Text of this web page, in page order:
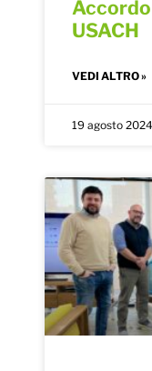
USACH
VEDI ALTRO »
19 agosto 2024